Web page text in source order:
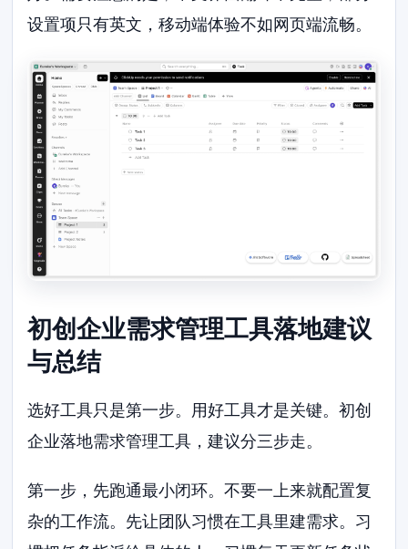
设置项只有英文，移动端体验不如网页端流畅。
初创企业需求管理工具落地建议
与总结
选好工具只是第一步。用好工具才是关键。初创
企业落地需求管理工具，建议分三步走。
第一步，先跑通最小闭环。不要一上来就配置复
杂的工作流。先让团队习惯在工具里建需求。习